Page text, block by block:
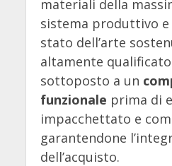
materiali della
sistema produttivo
stato dell’arte
altamente
sottoposto a un
funzionale prima di
impacchettato e
garantendone
dell’acquisto.